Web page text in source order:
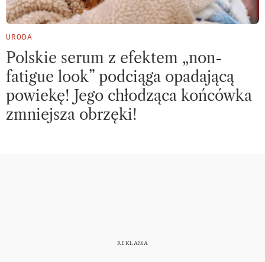
URODA
Polskie serum z efektem „non-
fatigue look” podciąga opadającą
powiekę! Jego chłodząca końcówka
zmniejsza obrzęki!